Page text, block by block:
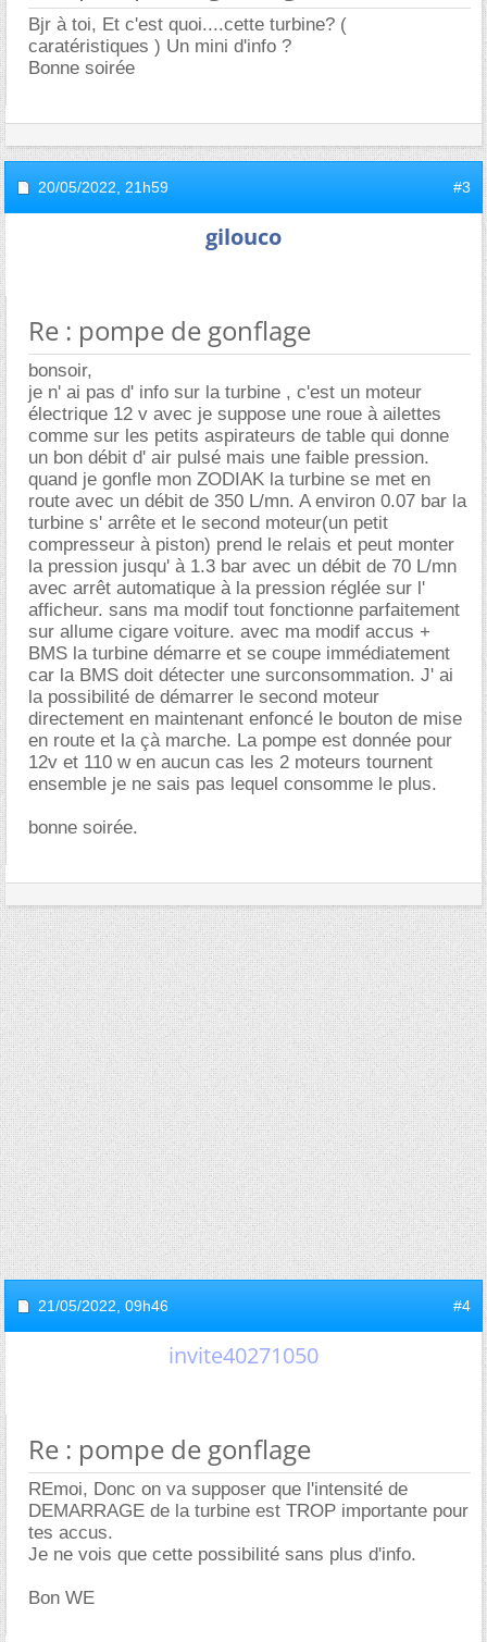
Bjr à toi, Et c'est quoi....cette turbine? (
caratéristiques ) Un mini d'info ?
Bonne soirée
20/05/2022, 21h59 #3
gilouco
Re : pompe de gonflage
bonsoir,
je n' ai pas d' info sur la turbine , c'est un moteur
électrique 12 v avec je suppose une roue à ailettes
comme sur les petits aspirateurs de table qui donne
un bon débit d' air pulsé mais une faible pression.
quand je gonfle mon ZODIAK la turbine se met en
route avec un débit de 350 L/mn. A environ 0.07 bar la
turbine s' arrête et le second moteur(un petit
compresseur à piston) prend le relais et peut monter
la pression jusqu' à 1.3 bar avec un débit de 70 L/mn
avec arrêt automatique à la pression réglée sur l'
afficheur. sans ma modif tout fonctionne parfaitement
sur allume cigare voiture. avec ma modif accus +
BMS la turbine démarre et se coupe immédiatement
car la BMS doit détecter une surconsommation. J' ai
la possibilité de démarrer le second moteur
directement en maintenant enfoncé le bouton de mise
en route et la çà marche. La pompe est donnée pour
12v et 110 w en aucun cas les 2 moteurs tournent
ensemble je ne sais pas lequel consomme le plus.
bonne soirée.
21/05/2022, 09h46 #4
invite40271050
Re : pompe de gonflage
REmoi, Donc on va supposer que l'intensité de
DEMARRAGE de la turbine est TROP importante pour
tes accus.
Je ne vois que cette possibilité sans plus d'info.
Bon WE